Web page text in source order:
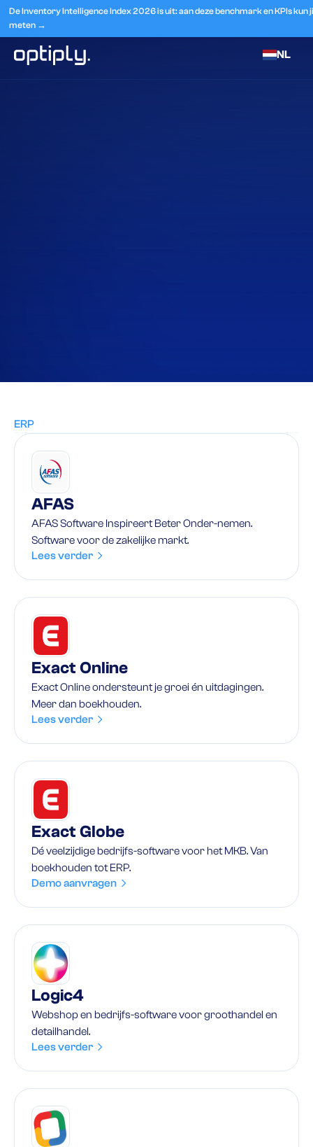
De Inventory Intelligence Index 2026 is uit: aan deze benchmark en KPIs kun
meten →
NL
ERP
AFAS
AFAS Software Inspireert Beter Onder-nemen.
Software voor de zakelijke markt.
Lees verder
Exact Online
Exact Online ondersteunt je groei én uitdagingen.
Meer dan boekhouden.
Lees verder
Exact Globe
Dé veelzijdige bedrijfs-software voor het MKB. Van
boekhouden tot ERP.
Demo aanvragen
Logic4
Webshop en bedrijfs-software voor groothandel en
detailhandel.
Lees verder